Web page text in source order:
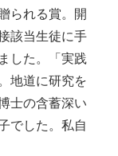
られる賞。開
該当生徒に手
した。「実践
地道に研究を
士の含蓄深い
でした。私自